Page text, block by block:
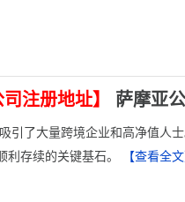
司注册地址】 萨摩亚
引了大量跨境企业和高净值人
存续的关键基石。
【查看全文